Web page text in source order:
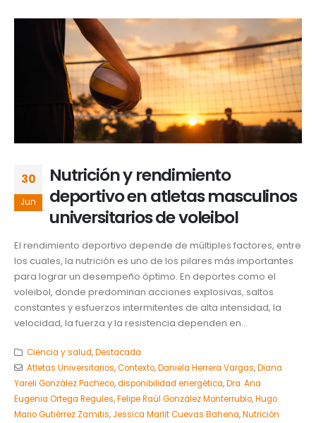
30
Jun
Nutrición y rendimiento
deportivo en atletas masculinos
universitarios de voleibol
El rendimiento deportivo depende de múltiples factores, entre
los cuales, la nutrición es uno de los pilares más importantes
para lograr un desempeño óptimo. En deportes como el
voleibol, donde predominan acciones explosivas, saltos
constantes y esfuerzos intermitentes de alta intensidad, la
velocidad, la fuerza y la resistencia dependen en...
Ciencia y salud,Destacada
Atletas Universitarios,Contexto,Daniela Herrera Vargas,Diana
Yareli González Pacheco,disponibilidad energética,Dra. Ana
Eugenia Ortega Regules,Felipe Raúl González Monterrubio,Hugo
Mario Gutiérrez Zamitis, Jessica Marlit Cuevas Bahena,Nutrición